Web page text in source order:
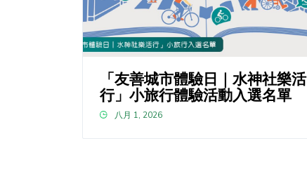
「友善城市體驗日｜水神社樂活
行」小旅行體驗活動入選名單
八月 1, 2026